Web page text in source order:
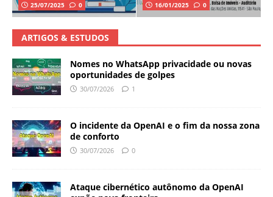
25/07/2025 0 16/01/2025 0
ARTIGOS & ESTUDOS
Nomes no WhatsApp privacidade ou novas
oportunidades de golpes
30/07/2026 1
O incidente da OpenAI e o fim da nossa zona
de conforto
30/07/2026 0
Ataque cibernético autônomo da OpenAI